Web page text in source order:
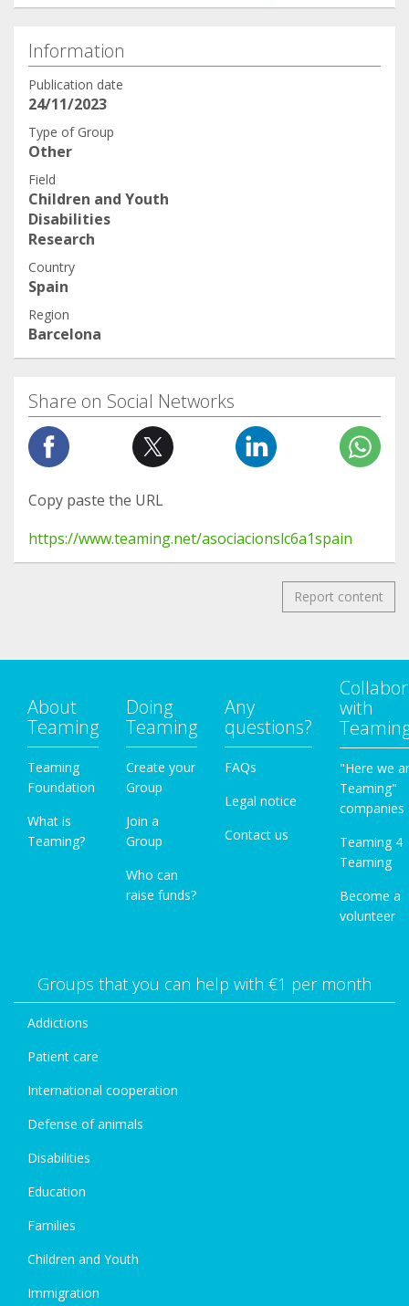
Information
Publication date
24/11/2023
Type of Group
Other
Field
Children and Youth
Disabilities
Research
Country
Spain
Region
Barcelona
Share on Social Networks
Copy paste the URL
https://www.teaming.net/asociacionslc6a1spain
Report content
About
Teaming
Teaming
Foundation
What is
Teaming?
Doing
Teaming
Create your
Group
Join a
Group
Who can
raise funds?
Any
questions?
FAQs
Legal notice
Contact us
with
"Here we
Teaming"
companies
Teaming 4
Teaming
Become a
volunteer
Groups that you can help with €1 per month
Addictions
Patient care
International cooperation
Defense of animals
Disabilities
Education
Families
Children and Youth
Immigration